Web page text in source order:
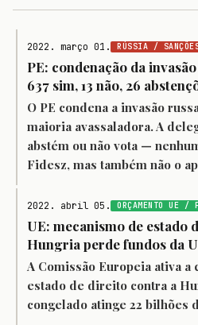
2022. março 01. RÚSSIA /
PE: condenação da
637 sim, 13 não, 26
O PE condena a invasão
maioria avassaladora. A
abstém ou não vota —
Fidesz, mas também não o
2022. abril 05. ORÇAMENTO UE /
UE: mecanismo de
Hungria perde fundos da
A Comissão Europeia ativa
estado de direito contra a
congelado atinge 22 bilhões